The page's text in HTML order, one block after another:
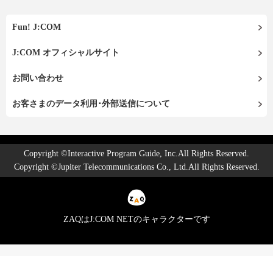
Fun! J:COM
J:COM オフィシャルサイト
お問い合わせ
お客さまのデータ利用･外部送信について
Copyright ©Interactive Program Guide, Inc.All Rights Reserved.
Copyright ©Jupiter Telecommunications Co., Ltd.All Rights Reserved.
ZAQはJ:COM NETのキャラクターです